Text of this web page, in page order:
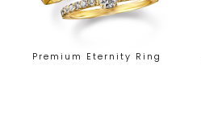
Premium Eternity Ring